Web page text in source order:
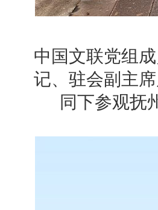
中国文联党组
记、驻会副主
同下参观抚